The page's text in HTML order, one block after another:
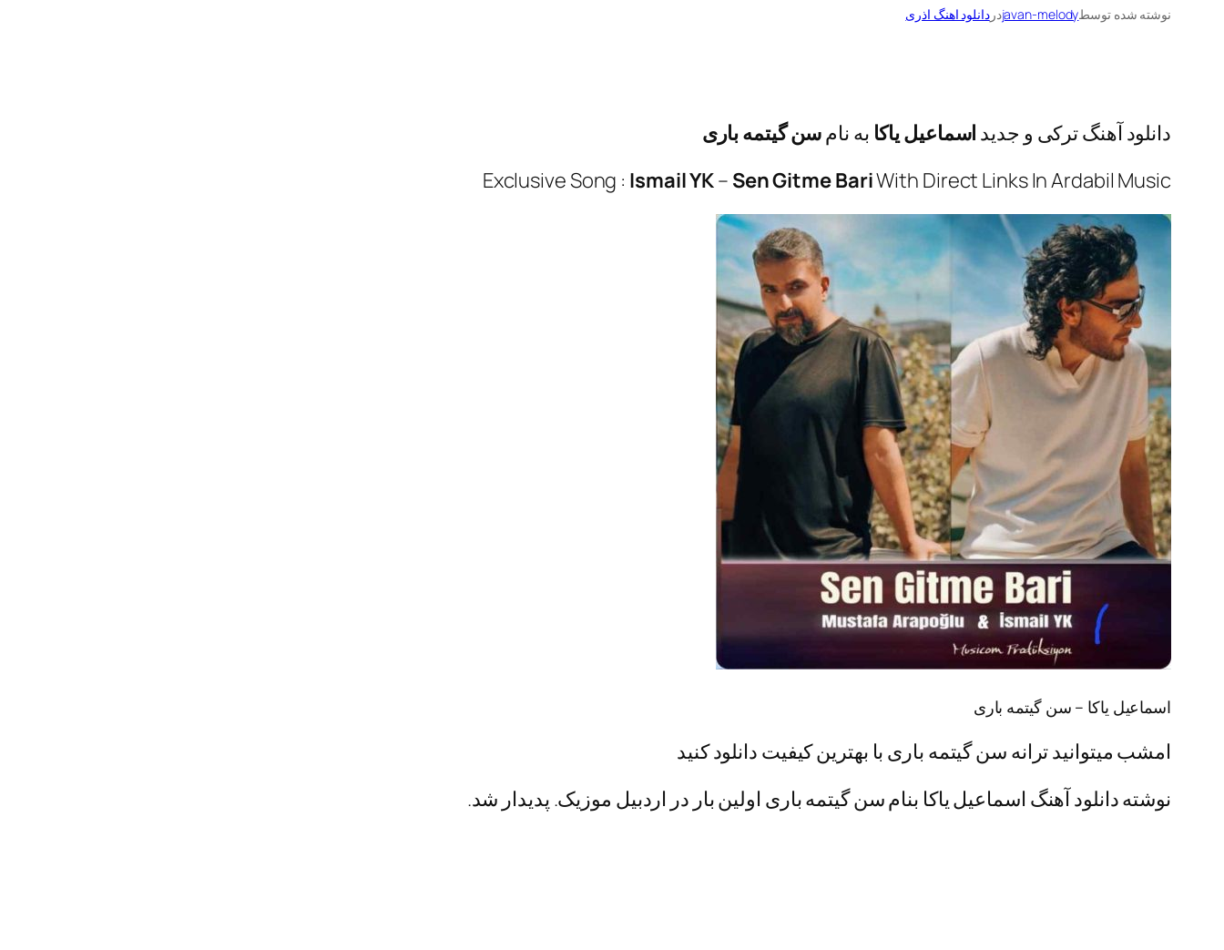
نوشته شده توسطjavan-melodyدردانلود اهنگ اذری
دانلود آهنگ ترکی و جدید اسماعیل یاکا به نامسن گیتمه باری
Exclusive Song : Ismail YK– Sen Gitme BariWith Direct Links In Ardabil Music
اسماعیل یاکا – سن گیتمه باری
امشب میتوانید ترانه سن گیتمه باری با بهترین کیفیت دانلود کنید
نوشته دانلود آهنگ اسماعیل یاکا بنام سن گیتمه باری اولین بار در اردبیل موزیک. پدیدار شد.